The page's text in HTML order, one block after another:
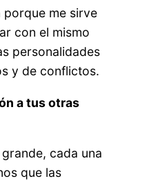
porque me sirve
con el mismo
personalidades
y de conflictos.
a tus otras
cada una
que las